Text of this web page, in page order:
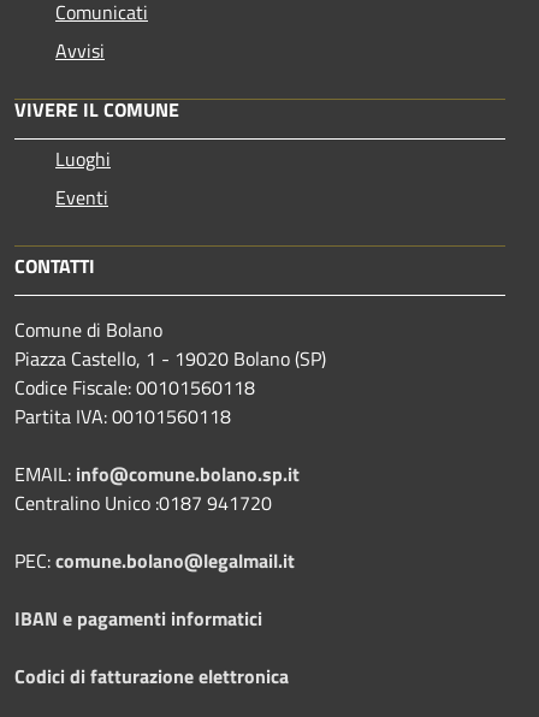
Comunicati
Avvisi
VIVERE IL COMUNE
Luoghi
Eventi
CONTATTI
Comune di Bolano
Piazza Castello, 1 - 19020 Bolano (SP)
Codice Fiscale: 00101560118
Partita IVA: 00101560118
EMAIL: info@comune.bolano.sp.it
Centralino Unico :0187 941720
PEC:comune.bolano@legalmail.it
IBAN e pagamenti informatici
Codici di fatturazione elettronica